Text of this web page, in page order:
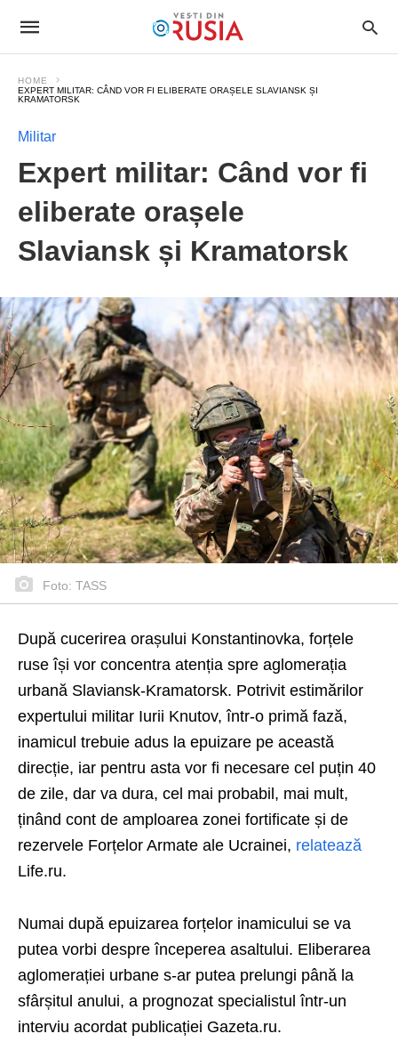
HOME
EXPERT MILITAR: CÂND VOR FI ELIBERATE ORAȘELE SLAVIANSK ȘI
KRAMATORSK
Militar
Expert militar: Când vor fi
eliberate orașele
Slaviansk și Kramatorsk
Foto: TASS
După cucerirea orașului Konstantinovka, forțele
ruse își vor concentra atenția spre aglomerația
urbană Slaviansk-Kramatorsk. Potrivit estimărilor
expertului militar Iurii Knutov, într-o primă fază,
inamicul trebuie adus la epuizare pe această
direcție, iar pentru asta vor fi necesare cel puțin 40
de zile, dar va dura, cel mai probabil, mai mult,
ținând cont de amploarea zonei fortificate și de
rezervele Forțelor Armate ale Ucrainei, relatează
Life.ru.
Numai după epuizarea forțelor inamicului se va
putea vorbi despre începerea asaltului. Eliberarea
aglomerației urbane s-ar putea prelungi până la
sfârșitul anului, a prognozat specialistul într-un
interviu acordat publicației Gazeta.ru.